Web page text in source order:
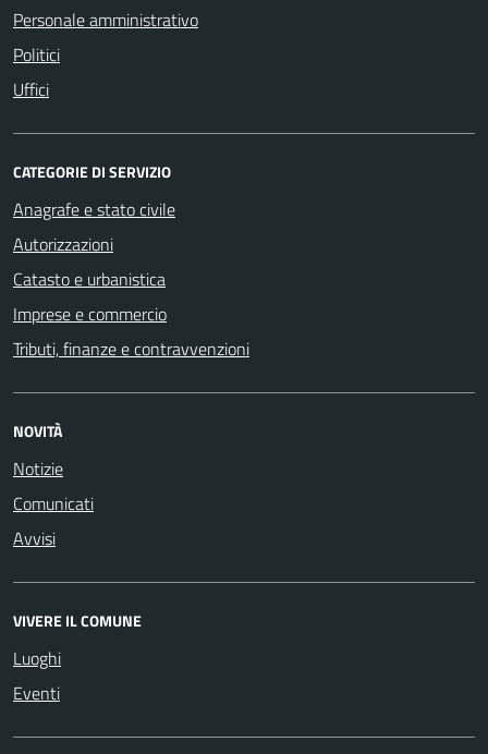
Personale amministrativo
Politici
Uffici
CATEGORIE DI SERVIZIO
Anagrafe e stato civile
Autorizzazioni
Catasto e urbanistica
Imprese e commercio
Tributi, finanze e contravvenzioni
NOVITÀ
Notizie
Comunicati
Avvisi
VIVERE IL COMUNE
Luoghi
Eventi